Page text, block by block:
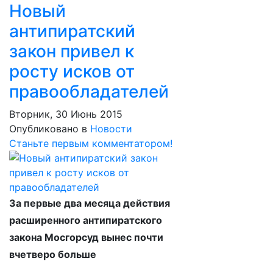
Новый
антипиратский
закон привел к
росту исков от
правообладателей
Вторник, 30 Июнь 2015
Опубликовано в Новости
Станьте первым комментатором!
За первые два месяца действия
расширенного антипиратского
закона Мосгорсуд вынес почти
вчетверо больше